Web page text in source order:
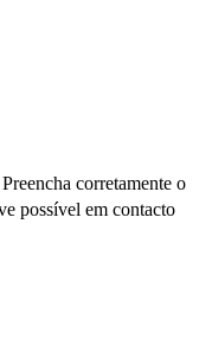
corretamente o
possível em contacto